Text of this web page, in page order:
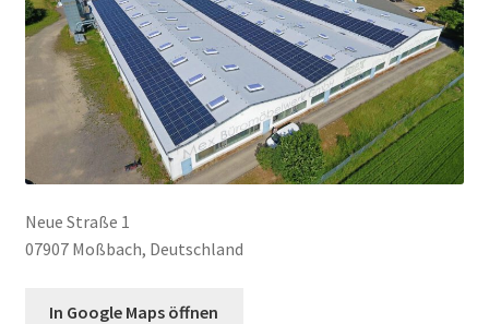
Neue Straße 1
07907 Moßbach, Deutschland
In Google Maps öffnen